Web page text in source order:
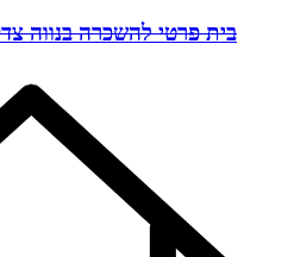
בית פרטי להשכרה בנווה